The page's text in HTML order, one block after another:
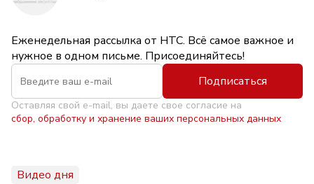
Еженедельная рассылка от НТС. Всё самое важное и
нужное в одном письме. Присоединяйтесь!
Подписаться
Оставляя свой e-mail, вы даете свое согласие на
сбор, обработку и хранение ваших персональных данных
Видео дня